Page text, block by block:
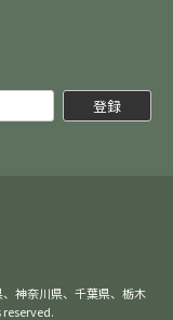
登録
神奈川県、千葉県、栃木
reserved.